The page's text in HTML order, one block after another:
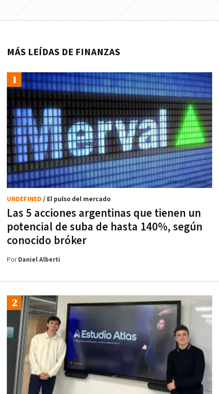
MÁS LEÍDAS DE FINANZAS
Las 5 acciones argentinas que tienen un
potencial de suba de hasta 140%, según
conocido bróker
UNDEFINED / El pulso del mercado
PorDaniel Alberti